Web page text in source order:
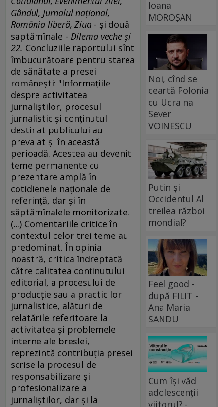
Gândul, Jurnalul naţional,
România liberă, Ziua - şi două
saptămînale - Dilema veche şi
22. Concluziile raportului sînt
îmbucurătoare pentru starea
de sănătate a presei
româneşti: "Informaţiile
despre activitatea
jurnaliştilor, procesul
jurnalistic şi conţinutul
destinat publicului au
prevalat şi în această
perioadă. Acestea au devenit
teme permanente cu
prezentare amplă în
cotidienele naţionale de
referinţă, dar şi în
săptămînalele monitorizate.
(...) Comentariile critice în
contextul celor trei teme au
predominat. În opinia
noastră, critica îndreptată
către calitatea conţinutului
editorial, a procesului de
producţie sau a practicilor
jurnalistice, alături de
relatările referitoare la
activitatea şi problemele
interne ale breslei,
reprezintă contribuţia presei
scrise la procesul de
responsabilizare şi
profesionalizare a
jurnaliştilor, dar şi la
Ioana
MOROȘAN
Noi, cînd se
ceartă Polonia
cu Ucraina
Sever
VOINESCU
Putin și
Occidentul Al
treilea război
mondial?
Feel good -
după FILIT -
Ana Maria
SANDU
Cum își văd
adolescenții
viitorul? -